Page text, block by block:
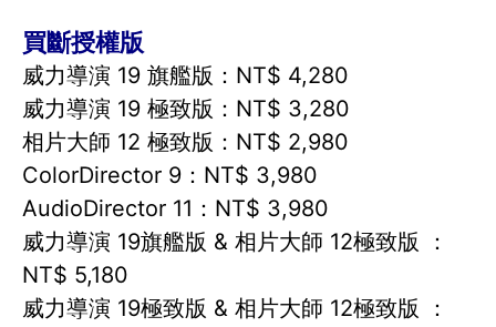
買斷授權版
威力導演 19 旗艦版：NT$ 4,280
威力導演 19 極致版：NT$ 3,280
相片大師 12 極致版：NT$ 2,980
ColorDirector 9：NT$ 3,980
AudioDirector 11：NT$ 3,980
威力導演 19旗艦版 & 相片大師 12極致版 ：
NT$ 5,180
威力導演 19極致版 & 相片大師 12極致版 ：